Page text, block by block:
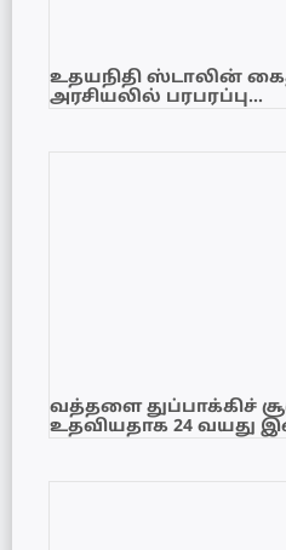
உதயநிதி ஸ்டாலின்
அரசியலில் பரபரப்பு…
வத்தளை துப்பாக்கிச்
உதவியதாக 24 வயது